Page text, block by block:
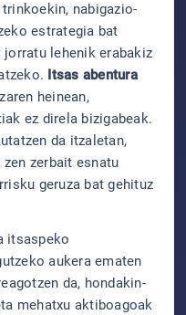
nabigazio-
estrategia bat
jorratu lehenik erabakiz
Itsas abentura
heinean,
ez direla bizigabeak.
da itzaletan,
zerbait esnatu
geruza bat gehituz
itsaspeko
aukera ematen
da, hondakin-
mehatxu aktiboagoak